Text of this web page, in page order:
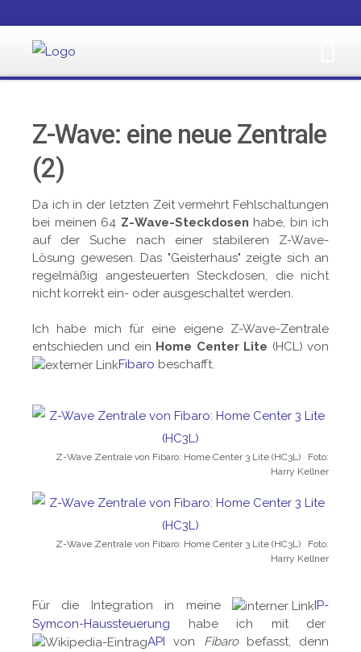
Z-Wave: eine neue Zentrale
(2)
Da ich in der letzten Zeit vermehrt Fehlschaltungen
bei meinen 64 Z-Wave-Steckdosen habe, bin ich
auf der Suche nach einer stabileren Z-Wave-
Lösung gewesen. Das "Geisterhaus" zeigte sich an
regelmäßig angesteuerten Steckdosen, die nicht
nicht korrekt ein- oder ausgeschaltet werden.
Ich habe mich für eine eigene Z-Wave-Zentrale
entschieden und ein Home Center Lite (HCL) von
Fibaro beschafft.
Z-Wave Zentrale von Fibaro: Home Center 3 Lite (HC3L) Foto:
Harry Kellner
Z-Wave Zentrale von Fibaro: Home Center 3 Lite (HC3L) Foto:
Harry Kellner
Für die Integration in meine
IP-
Symcon-Haussteuerung habe ich mit der
API von Fibarobefasst, denn